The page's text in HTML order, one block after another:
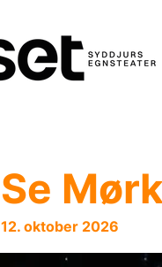
Se
12. oktober 2026